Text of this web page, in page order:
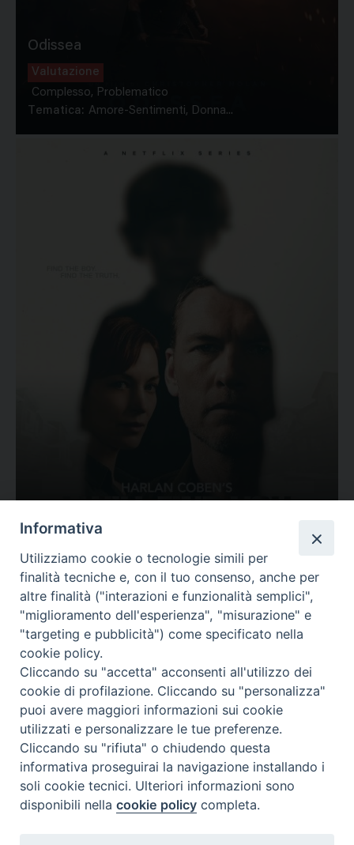
Odissea
Valutazione
Complesso, Problematico
Tematica: Amore-Sentimenti, Donna...
Valutazione
Complesso, Problematico
Tematica: Amore-Sentimenti, Carcere...
Contatti & Info
C.ne Aurelia, 50 – 00165 Roma
Contatti
Informativa
Utilizziamo cookie o tecnologie simili per
finalità tecniche e, con il tuo consenso, anche per
altre finalità ("interazioni e funzionalità semplici",
"miglioramento dell'esperienza", "misurazione" e
"targeting e pubblicità") come specificato nella
cookie policy.
Cliccando su "accetta" acconsenti all'utilizzo dei
cookie di profilazione. Cliccando su "personalizza"
puoi avere maggiori informazioni sui cookie
utilizzati e personalizzare le tue preferenze.
Cliccando su "rifiuta" o chiudendo questa
informativa proseguirai la navigazione installando i
soli cookie tecnici. Ulteriori informazioni sono
disponibili nellacookie policy completa.